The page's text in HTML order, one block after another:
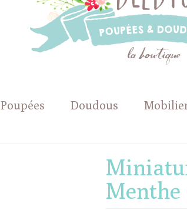
Poupées Doudous
Menthe